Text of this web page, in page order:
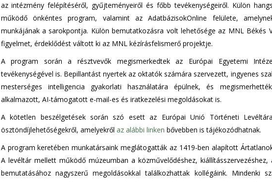
az intézmény felépítéséről, gyűjteményeiről és főbb tevékenységeiről. Külön
működő önkéntes program, valamint az AdatbázisokOnline felülete,
munkájának a sarokpontja. Külön bemutatkozásra volt lehetősége az MNL Békés
figyelmet, érdeklődést váltott ki az MNL kézírásfelismerő projektje.
A program során a résztvevők megismerkedtek az Európai Egyetemi
tevékenységével is. Bepillantást nyertek az oktatók számára szervezett, ingyenes
mesterséges intelligencia gyakorlati használatára épülnek, és
alkalmazott, AI-támogatott e-mail-es és iratkezelési megoldásokat is.
A kötetlen beszélgetések során szó esett az Európai Unió Történeti
ösztöndíjlehetőségekről, amelyekről az alábbi linken bővebben is tájékozódhatnak.
A program keretében munkatársaink meglátogatták az 1419-ben alapított
A levéltár mellett működő múzeumban a közművelődéshez,
bemutatásához nagyszerű megoldásokkal találkozhattak kollégáink. Mindenki